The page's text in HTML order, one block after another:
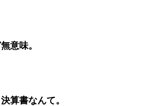
意味。
算書なんて。